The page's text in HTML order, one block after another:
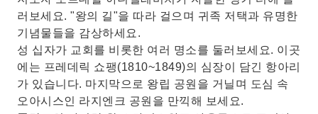
러보세요. "왕의 길"을 따라 걸으며 귀족 저택과 유명한
기념물들을 감상하세요.
성 십자가 교회를 비롯한 여러 명소를 둘러보세요. 이곳
에는 프레데릭 쇼팽(1810~1849)의 심장이 담긴 항아리
가 있습니다. 마지막으로 왕립 공원을 거닐며 도심 속
오아시스인 라지엔크 공원을 만끽해 보세요.